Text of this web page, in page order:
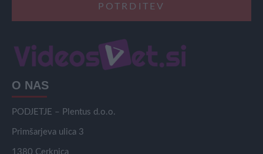
O NAS
PODJETJE – Plentus d.o.o.
Primšarjeva ulica 3
1380 Cerknica